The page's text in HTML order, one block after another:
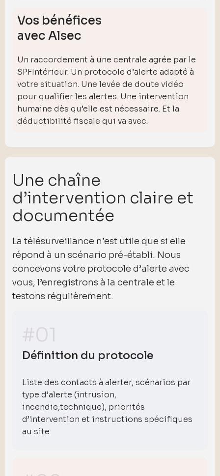
Vos bénéfices
avec Alsec
Un raccordement à une centrale agrée par le
SPFIntérieur. Un protocole d’alerte adapté à
votre situation. Une levée de doute vidéo
pour qualifier les alertes. Une intervention
humaine dès qu’elle est nécessaire. Et la
déductibilité fiscale qui va avec.
Définition du protocole
Liste des contacts à alerter, scénarios par
type d’alerte (intrusion,
incendie,technique), priorités
d’intervention et instructions spécifiques
au site.
#01
Une chaîne
d’intervention claire et
documentée
La télésurveillance n’est utile que si elle
répond à un scénario pré-établi. Nous
concevons votre protocole d’alerte avec
vous, l’enregistrons à la centrale et le
testons régulièrement.